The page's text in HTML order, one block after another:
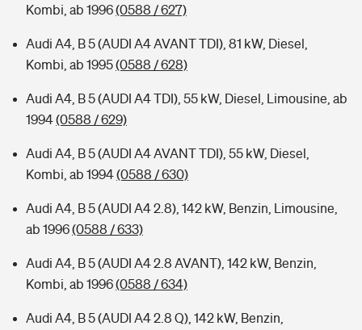
Kombi, ab 1996(0588 / 627)
Audi A4, B 5 (AUDI A4 AVANT TDI), 81 kW, Diesel,
Kombi, ab 1995(0588 / 628)
Audi A4, B 5 (AUDI A4 TDI), 55 kW, Diesel, Limousine, ab
1994(0588 / 629)
Audi A4, B 5 (AUDI A4 AVANT TDI), 55 kW, Diesel,
Kombi, ab 1994(0588 / 630)
Audi A4, B 5 (AUDI A4 2.8), 142 kW, Benzin, Limousine,
ab 1996(0588 / 633)
Audi A4, B 5 (AUDI A4 2.8 AVANT), 142 kW, Benzin,
Kombi, ab 1996(0588 / 634)
Audi A4, B 5 (AUDI A4 2.8 Q), 142 kW, Benzin,